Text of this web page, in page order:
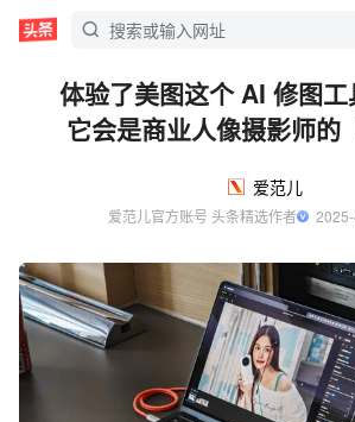
体验了美图这个 AI 修图
它会是商业人像摄影师的
爱范儿
爱范儿官方账号 头条精选作者